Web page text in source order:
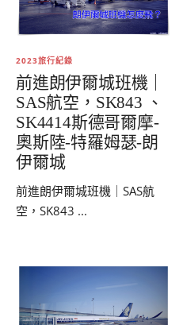
2023旅行紀錄
前進朗伊爾城班機｜
SAS航空，SK843 、
SK4414斯德哥爾摩-
奧斯陸-特羅姆瑟-朗
伊爾城
前進朗伊爾城班機｜SAS航
空，SK843 ...